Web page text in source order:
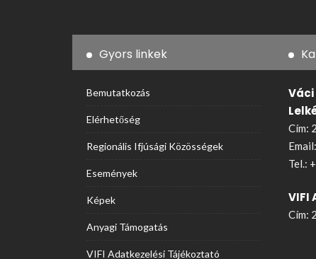
Gyors linkek
Bemutatkozás
Elérhetőség
Regionális Ifjúsági Közösségek
Események
Képek
Anyagi Támogatás
VIFI Adatkezelési Tájékoztató
Cím:
Email:
Tel.:
VIFI
Cím: